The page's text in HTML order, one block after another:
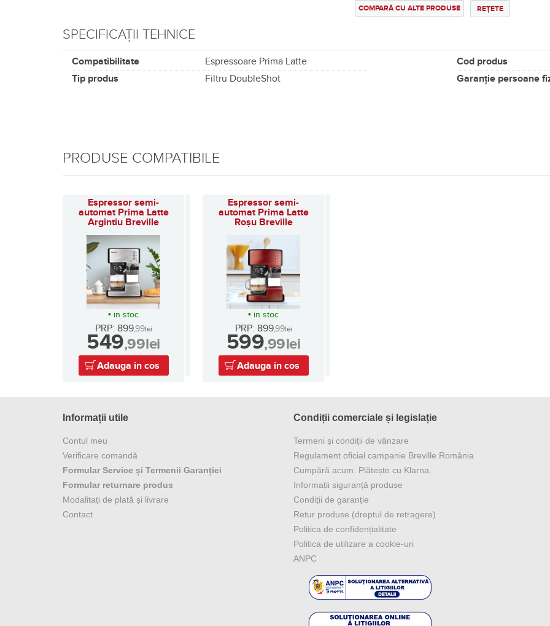
REȚETE
COMPARĂ CU ALTE PRODUSE
SPECIFICAȚII TEHNICE
Compatibilitate
Espressoare Prima Latte
Tip produs
Filtru DoubleShot
Cod produs
Garanție persoane
PRODUSE COMPATIBILE
Espressor semi-
automat Prima Latte
Argintiu Breville
(258)
• in stoc
PRP: 899,99lei
549,99lei
Adauga in cos
Espressor semi-
automat Prima Latte
Roșu Breville
• in stoc
PRP: 899,99lei
599,99lei
Adauga in cos
Informații utile
Contul meu
Verificare comandă
Formular Service și Termenii Garanției
Formular returnare produs
Modalitați de plată și livrare
Contact
Condiții comerciale și legislație
Termeni și condiții de vânzare
Regulament oficial campanie Breville România
Cumpără acum. Plătește cu Klarna.
Informații siguranță produse
Condiții de garanție
Retur produse (dreptul de retragere)
Politica de confidențialitate
Politica de utilizare a cookie-uri
ANPC